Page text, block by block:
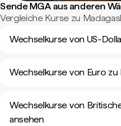
Sende MGA aus anderen
Vergleiche Kurse zu
Wechselkurse von US-
Wechselkurse von Euro
Wechselkurse von
ansehen